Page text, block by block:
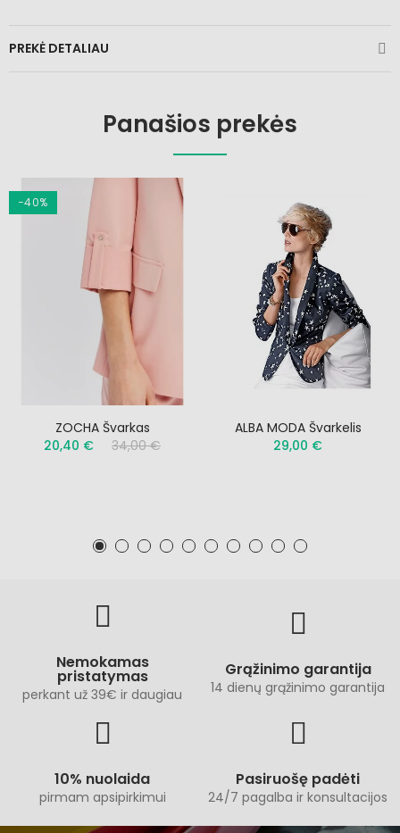
PREKĖ DETALIAU
Panašios prekės
−40%
ZOCHA Švarkas
20,40 €
34,00 €
ALBA MODA Švarkelis
29,00 €
Nemokamas
pristatymas
perkant už 39€ ir daugiau
Grąžinimo garantija
14 dienų grąžinimo garantija
10% nuolaida
pirmam apsipirkimui
Pasiruošę padėti
24/7 pagalba ir konsultacijos